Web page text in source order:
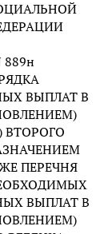
889н
ВЫПЛАТ В
ВТОРОГО
ПЕРЕЧНЯ
ВЫПЛАТ В